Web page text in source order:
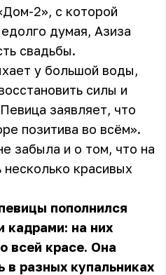
2», с которой
думая, Азиза
свадьбы.
у большой воды,
силы и
заявляет, что
позитива во всём».
забыла и о том, что на
красивых
пополнился
кадрами: на них
всей красе. Она
в разных купальниках